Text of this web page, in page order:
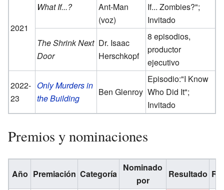
2021
What If...?
Ant-Man
(voz)
If... Zombies?";
Invitado
The Shrink Next
Door
Dr. Isaac
Herschkopf
8 episodios,
productor
ejecutivo
2022-
23
Only Murders in
the Building
Ben Glenroy
Episodio:"I Know
Who Did It";
Invitado
Premios y nominaciones
Año Premiación Categoría
Nominado
por
Resultado